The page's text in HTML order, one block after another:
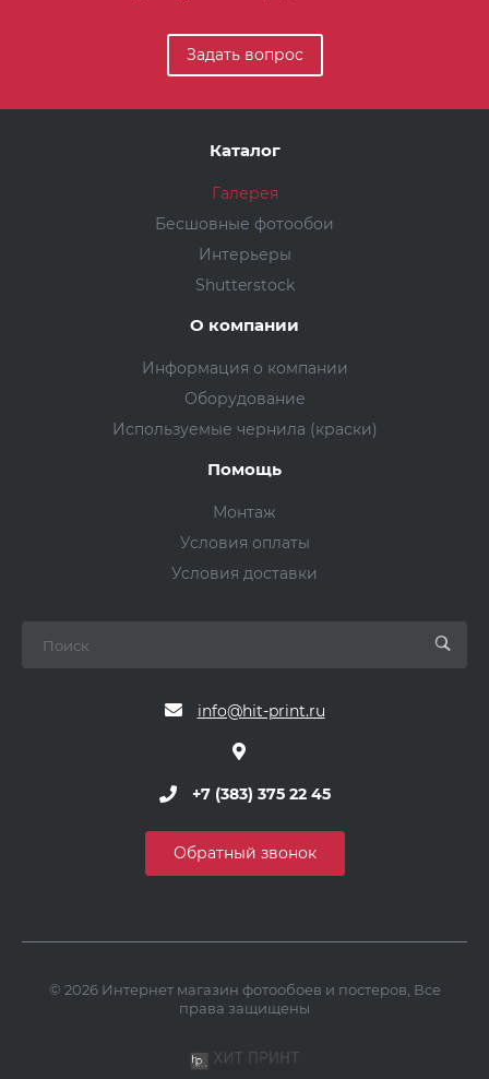
Задать вопрос
Каталог
Галерея
Бесшовные фотообои
Интерьеры
Shutterstock
О компании
Информация о компании
Оборудование
Используемые чернила (краски)
Помощь
Монтаж
Условия оплаты
Условия доставки
info@hit-print.ru
+7 (383) 375 22 45
Обратный звонок
© 2026 Интернет магазин фотообоев и постеров, Все
права защищены